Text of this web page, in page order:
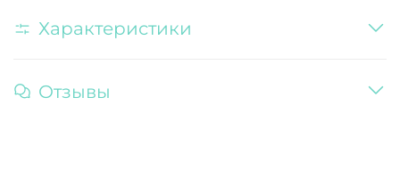
Характеристики
Отзывы